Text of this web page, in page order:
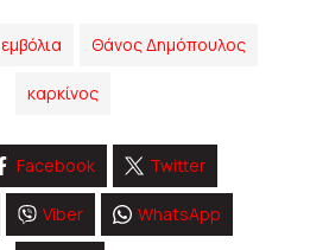
εμβόλια Θάνος Δημόπουλος
καρκίνος
Facebook Twitter
Viber WhatsApp